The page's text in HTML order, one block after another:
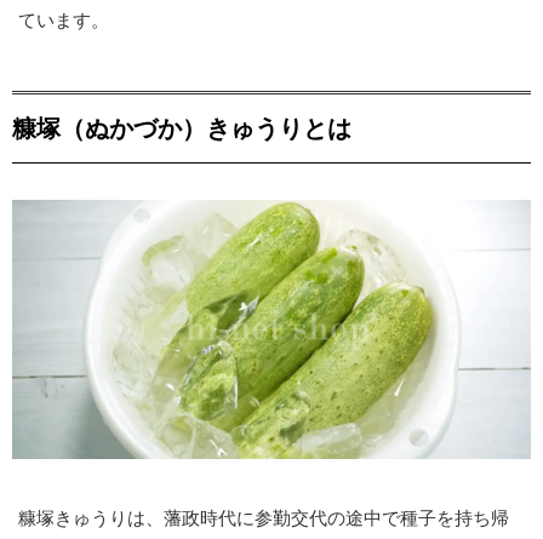
ています。
糠塚（ぬかづか）きゅうりとは
糠塚きゅうりは、藩政時代に参勤交代の途中で種子を持ち帰